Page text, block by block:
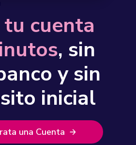
cuenta
, sin
y sin
inicial
una Cuenta